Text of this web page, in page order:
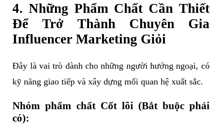
4. Những Phẩm Chất Cần Thiết
Để Trở Thành Chuyên Gia
Influencer Marketing Giỏi
Đây là vai trò dành cho những người hướng ngoại, có
kỹ năng giao tiếp và xây dựng mối quan hệ xuất sắc.
Nhóm phẩm chất Cốt lõi (Bắt buộc phải
có):